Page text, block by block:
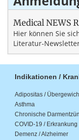
Medical NEWS
Hier können Sie
Literatur-
Indikationen /
Adipositas /
Asthma
Chronische
COVID-19 / Erkrankung
Demenz / Alzheimer